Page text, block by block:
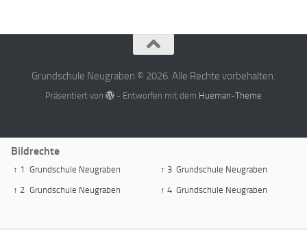
Grundschule Neugraben © 2026. Alle Rechte vorbehalten.
Präsentiert von - Entworfen mit dem Hueman-Theme
Bildrechte
↑ 1 Grundschule Neugraben
↑ 2 Grundschule Neugraben
↑ 3 Grundschule Neugraben
↑ 4 Grundschule Neugraben